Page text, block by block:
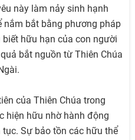
này làm nảy sinh hạnh
nắm bắt bằng phương pháp
hữu hạn của con người
bắt nguồn từ Thiên Chúa
của Thiên Chúa trong
hiện hữu nhờ hành động
Sự bảo tồn các hữu thể